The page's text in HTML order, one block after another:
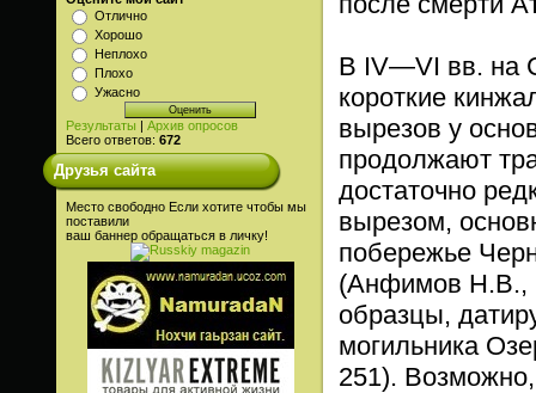
Отлично
Хорошо
Неплохо
Плохо
Ужасно
Результаты | Архив опросов
Всего ответов: 672
Друзья сайта
Место свободно Если хотите чтобы мы
поставили
ваш баннер обращаться в личку!
В IV—VI вв. на
короткие
вырезов у
продолжают
достаточно
вырезом,
побережье
(Анфимов Н.В.,
образцы,
могильника
251).